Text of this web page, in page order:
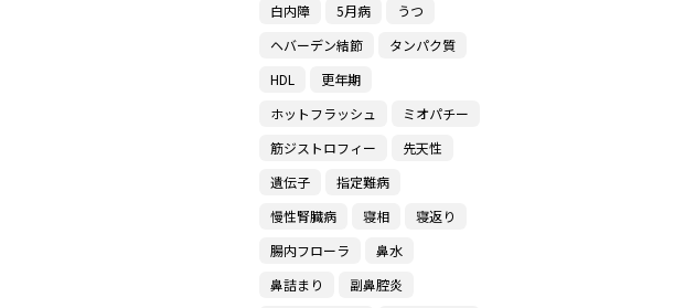
白内障
5月病
うつ
ヘバーデン結節
タンパク質
HDL
更年期
ホットフラッシュ
ミオパチー
筋ジストロフィー
先天性
遺伝子
指定難病
慢性腎臓病
寝相
寝返り
腸内フローラ
鼻水
鼻詰まり
副鼻腔炎